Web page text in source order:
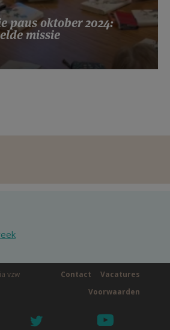
paus oktober 2024:
missie
vzw Vacatures
Contact
Voorwaarden